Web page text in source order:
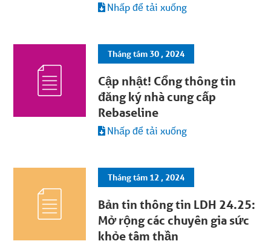
Nhấp để tải xuống
Tháng tám 30 , 2024
Cập nhật! Cổng thông tin
đăng ký nhà cung cấp
Rebaseline
Nhấp để tải xuống
Tháng tám 12 , 2024
Bản tin thông tin LDH 24.25:
Mở rộng các chuyên gia sức
khỏe tâm thần